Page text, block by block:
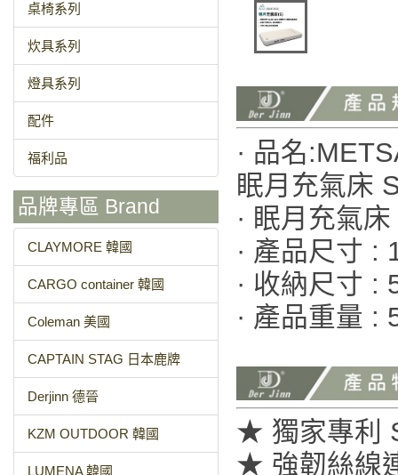
桌椅系列
炊具系列
燈具系列
配件
福利品
品牌專區 Brand
CLAYMORE 韓國
CARGO container 韓國
Coleman 美國
CAPTAIN STAG 日本鹿牌
Derjinn 德晉
KZM OUTDOOR 韓國
LUMENA 韓國
· 品名
眠月充氣床
· 眠月充氣
· 產品尺寸 :
· 收納尺寸 :
· 產品重量 :
★ 獨家專利
★ 強韌絲線